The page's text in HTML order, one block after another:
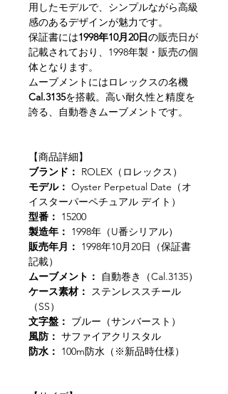
用したモデルで、シンプルながら高級
感のあるデザインが魅力です。
保証書には1998年10月20日の販売日が
記載されており、1998年製・販売の個
体となります。
ムーブメントにはロレックスの名機
Cal.3135を搭載。高い耐久性と精度を
誇る、自動巻きムーブメントです。
【商品詳細】
ブランド： ROLEX（ロレックス）
モデル： Oyster Perpetual Date（オ
イスターパーペチュアル デイト）
型番： 15200
製造年： 1998年（U番シリアル）
販売年月： 1998年10月20日（保証書
記載）
ムーブメント：
自動巻き（Cal.3135）
ケース素材： ステンレススチール
（SS）
文字盤： ブルー（サンバースト）
風防： サファイアクリスタル
防水： 100m防水（※新品時仕様）